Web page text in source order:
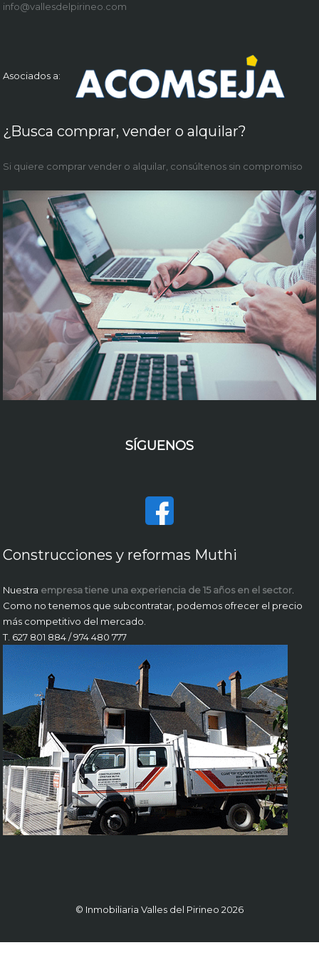
info@vallesdelpirineo.com
Asociados a:
¿Busca comprar, vender o alquilar?
Si quiere comprar vender o alquilar, consúltenos sin compromiso
SÍGUENOS
Construcciones y reformas Muthi
Nuestra empresa tiene una experiencia de 15 años en el sector
Como no tenemos que subcontratar, podemos ofrecer el precio
más competitivo del mercado.
T. 627 801 884 / 974 480 777
© Inmobiliaria Valles del Pirineo 2026